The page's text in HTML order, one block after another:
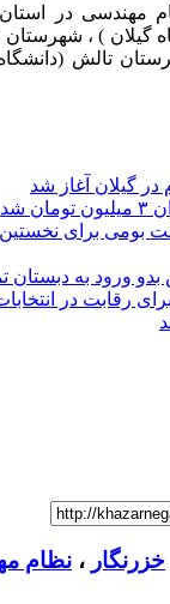
مهندسی در
) ، شهرستان
تالش
گیلان آغاز شد
شد
بومی برای
ورود به دبستان
و ۶۱۵ نفر برای رقابت در
خزرنگار ، نظام